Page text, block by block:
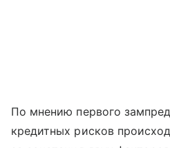
По мнению первого
кредитных рисков